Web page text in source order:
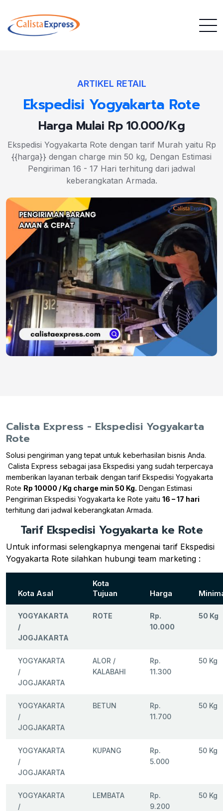
ARTIKEL RETAIL
Ekspedisi Yogyakarta Rote
Harga Mulai Rp 10.000/Kg
Ekspedisi Yogyakarta Rote dengan tarif Murah yaitu Rp
{{harga}} dengan charge min 50 kg, Dengan Estimasi
Pengiriman 16 - 17 Hari terhitung dari jadwal
keberangkatan Armada.
Calista Express - Ekspedisi Yogyakarta
Rote
Solusi pengiriman yang tepat untuk keberhasilan bisnis Anda.
Calista Express sebagai jasa Ekspedisi yang sudah terpercaya
memberikan layanan terbaik dengan tarif Ekspedisi Yogyakarta
Rote Rp 10000 / Kg charge min 50 Kg. Dengan Estimasi
Pengiriman Ekspedisi Yogyakarta ke Rote yaitu 16 – 17 hari
terhitung dari jadwal keberangkatan Armada.
Tarif Ekspedisi Yogyakarta ke Rote
Untuk informasi selengkapnya mengenai tarif Ekspedisi
Yogyakarta Rote silahkan hubungi team marketing :
Kota Asal
Kota
Tujuan
Harga
YOGYAKARTA
/
JOGJAKARTA
ROTE
Rp.
10.000
50 Kg
YOGYAKARTA
/
JOGJAKARTA
ALOR /
KALABAHI
Rp.
11.300
50 Kg
YOGYAKARTA
/
JOGJAKARTA
BETUN
Rp.
11.700
50 Kg
YOGYAKARTA
/
JOGJAKARTA
KUPANG
Rp.
5.000
50 Kg
YOGYAKARTA
/
LEMBATA
Rp.
9.200
50 Kg